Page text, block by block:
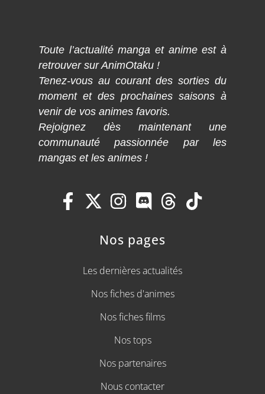
Toute l’actualité manga et anime est à
retrouver sur AnimOtaku !
Tenez-vous au courant des sorties du
moment et des prochaines saisons à
venir de vos animes favoris.
Rejoignez dès maintenant une
communauté passionnée par les
mangas et les animes !
Nos pages
Les dernières actualités
Nos fiches d'animes
Nos fiches films
Nos tops
Nos partenaires
Nous contacter